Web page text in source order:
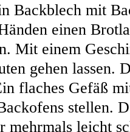
Backblech mit
einen
Mit einem
gehen lassen.
flaches Gefäß
stellen.
mehrmals leicht